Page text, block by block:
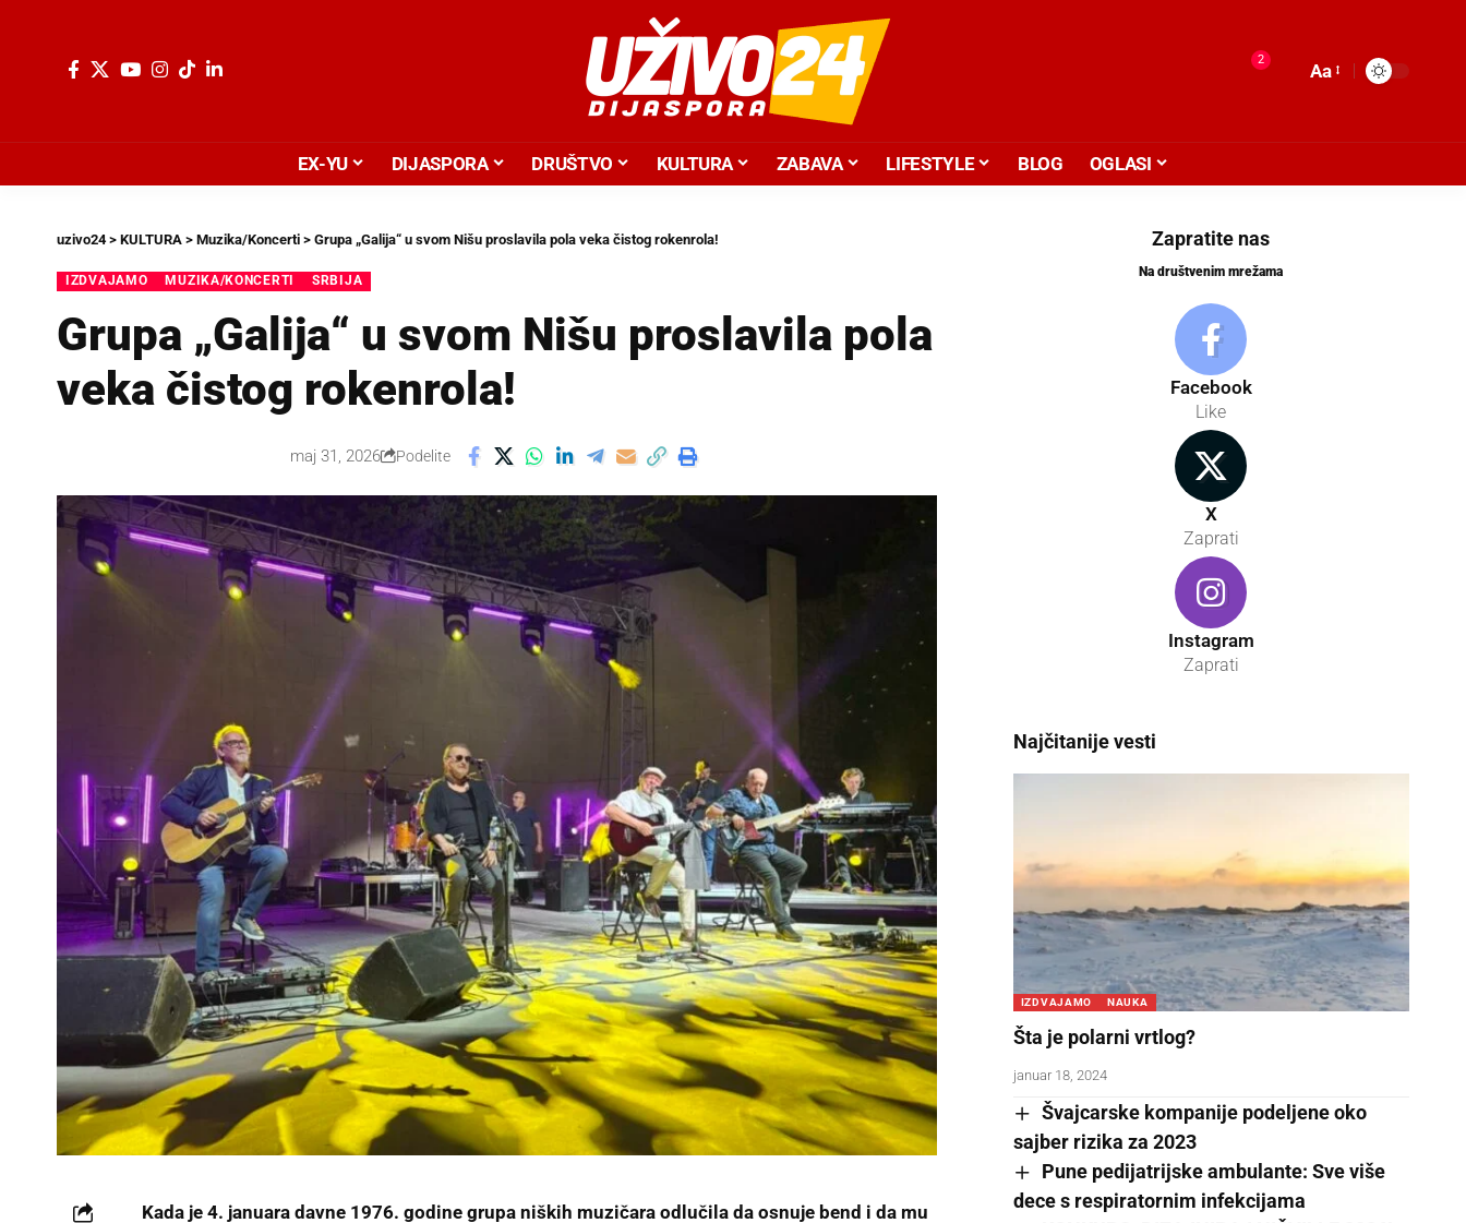
2
Aa
EX-YU DIJASPORA DRUŠTVO KULTURA ZABAVA LIFESTYLE BLOG OGLASI
uzivo24> KULTURA > Muzika/Koncerti > Grupa „Galija“ u svom Nišu proslavila pola veka čistog rokenrola!
IZDVAJAMO MUZIKA/KONCERTI SRBIJA
Grupa „Galija“ u svom Nišu proslavila pola
veka čistog rokenrola!
maj 31, 2026 Podelite
Kada je 4. januara davne 1976. godine grupa niških muzičara odlučila da osnuje bend i da mu
Zapratite nas
Na društvenim mrežama
Facebook
Like
X
Zaprati
Instagram
Zaprati
Najčitanije vesti
IZDVAJAMO NAUKA
Šta je polarni vrtlog?
januar 18, 2024
Švajcarske kompanije podeljene oko
sajber rizika za 2023
Pune pedijatrijske ambulante: Sve više
dece s respiratornim infekcijama